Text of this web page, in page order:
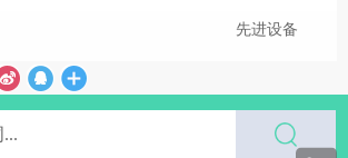
先进设备